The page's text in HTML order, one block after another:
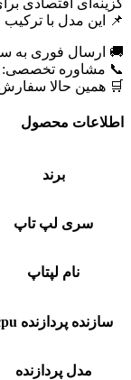
📌 این مدل با ترکیب
🚚 ارسال فوری به
📞 مشاوره تخصصی: 09023137040
🛒 همین حالا سفارش
اطلاعات محصول
برند
سری لپ تاپ
نام لپتاپ
سازنده پردازنده cpu
مدل پردازنده